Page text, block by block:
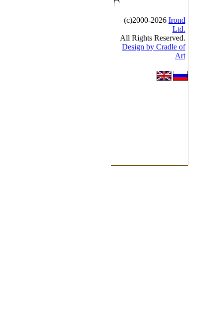
(с)2000-2026 Irond
Ltd.
All Rights Reserved.
Design by Cradle of
Art